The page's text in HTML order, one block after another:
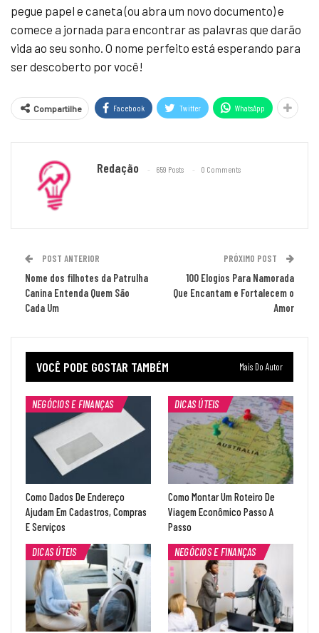
pegue papel e caneta (ou abra um novo documento) e
comece a jornada para encontrar as palavras que darão
vida ao seu sonho. O nome perfeito está esperando para
ser descoberto por você!
Compartilhe Facebook Twitter WhatsApp
Redação 659 Posts 0 Comments
POST ANTERIOR
Nome dos filhotes da Patrulha
Canina Entenda Quem São
Cada Um
PRÓXIMO POST
100 Elogios Para Namorada
Que Encantam e Fortalecem o
Amor
VOCÊ PODE GOSTAR TAMBÉM Mais Do Autor
NEGÓCIOS E FINANÇAS
Como Dados De Endereço
Ajudam Em Cadastros, Compras
E Serviços
DICAS ÚTEIS
Como Montar Um Roteiro De
Viagem Econômico Passo A
Passo
DICAS ÚTEIS
NEGÓCIOS E FINANÇAS